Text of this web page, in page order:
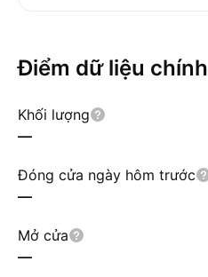
Điểm dữ liệu chính
Khối lượng
—
Đóng cửa ngày hôm trước
—
Mở cửa
—